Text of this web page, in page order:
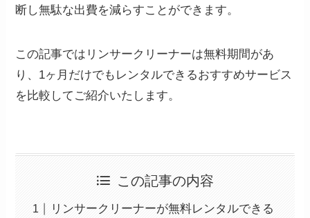
断し無駄な出費を減らすことができます。
この記事ではリンサークリーナーは無料期間があ
り、1ヶ月だけでもレンタルできるおすすめサービス
を比較してご紹介いたします。
この記事の内容
リンサークリーナーが無料レンタルできる